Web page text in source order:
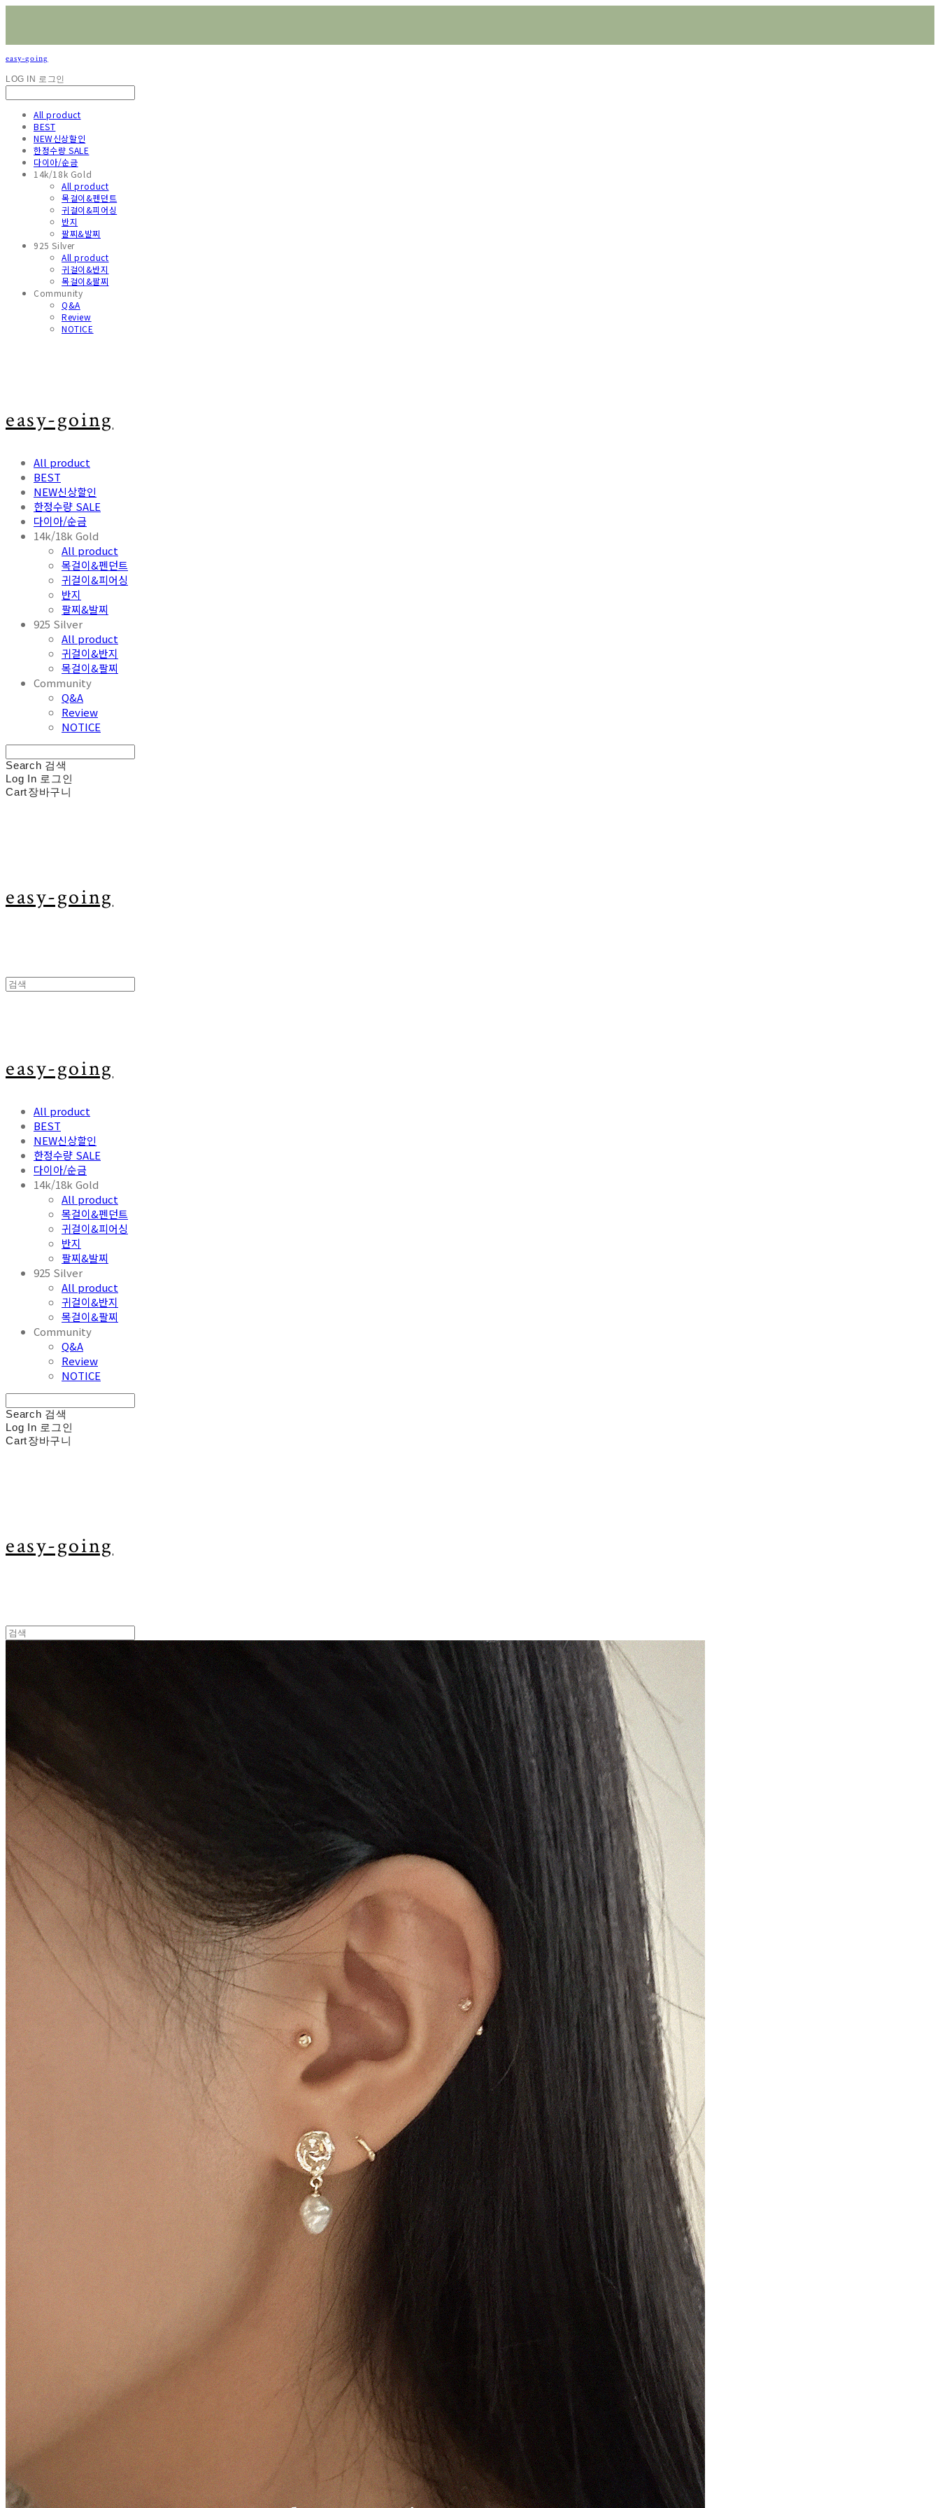
easy-going
LOG IN 로그인
All product
BEST
NEW신상할인
한정수량 SALE
다이아/순금
14k/18k Gold
All product
목걸이&펜던트
귀걸이&피어싱
반지
팔찌&발찌
925 Silver
All product
귀걸이&반지
목걸이&팔찌
Community
Q&A
Review
NOTICE
easy-going
All product
BEST
NEW신상할인
한정수량 SALE
다이아/순금
14k/18k Gold
All product
목걸이&펜던트
귀걸이&피어싱
반지
팔찌&발찌
925 Silver
All product
귀걸이&반지
목걸이&팔찌
Community
Q&A
Review
NOTICE
Search 검색
Log In 로그인
Cart장바구니
easy-going
easy-going
All product
BEST
NEW신상할인
한정수량 SALE
다이아/순금
14k/18k Gold
All product
목걸이&펜던트
귀걸이&피어싱
반지
팔찌&발찌
925 Silver
All product
귀걸이&반지
목걸이&팔찌
Community
Q&A
Review
NOTICE
Search 검색
Log In 로그인
Cart장바구니
easy-going